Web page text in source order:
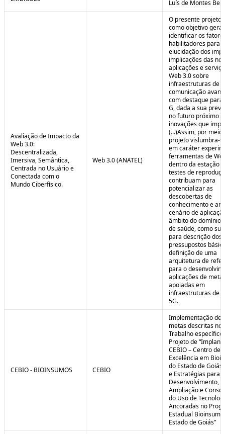
Luís de Montes
Avaliação de Impacto da
Web 3.0:
Descentralizada,
Imersiva, Semântica,
Centrada no Usuário e
Conectada com o
Mundo Ciberfísico.
Web 3.0 (ANATEL)
O presente projeto
como objetivo geral
identificar os
habilitadores para a
elucidação dos
implicações das
aplicações e
Web 3.0 sobre
infraestruturas de
comunicação
com destaque para
G, dada a sua
no futuro próximo
inovações que
(...)Assim, por meio
projeto vislumbra-
em caráter
ferramentas de
dentro da estação
testes de
contribuam para
potencializar as
descobertas de
conhecimento e
cenário de
âmbito do domínio
de saúde, como
para descrição dos
pressupostos
definição de uma
arquitetura de
para o
aplicações de
apoiadas em
infraestruturas de
5G.
CEBIO - BIOINSUMOS CEBIO
Implementação de
metas descritas no
Trabalho específico
Projeto de
CEBIO – Centro de
Excelência em
do Estado de Goiás
e Estratégias para o
Desenvolvimento,
Ampliação e
do Uso de
Ancoradas no
Estadual
Estado de Goiás”